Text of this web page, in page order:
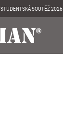
STUDENTSKÁ SOUTĚŽ 2026